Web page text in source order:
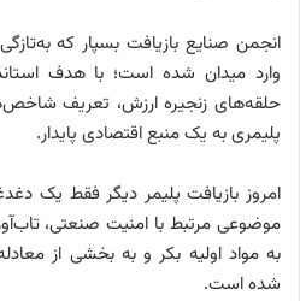
انجمن صنایع بازیافت بسپار که
وارد میدان شده است؛ با هدف
حلقه‌های زنجیره ارزش، تعریف
پلیمری به یک منبع اقتصادی پایدار.
امروز بازیافت پلیمر دیگر فقط یک
موضوعی مرتبط با امنیت صنعتی،
به مواد اولیه بکر و به بخشی از
شده است.